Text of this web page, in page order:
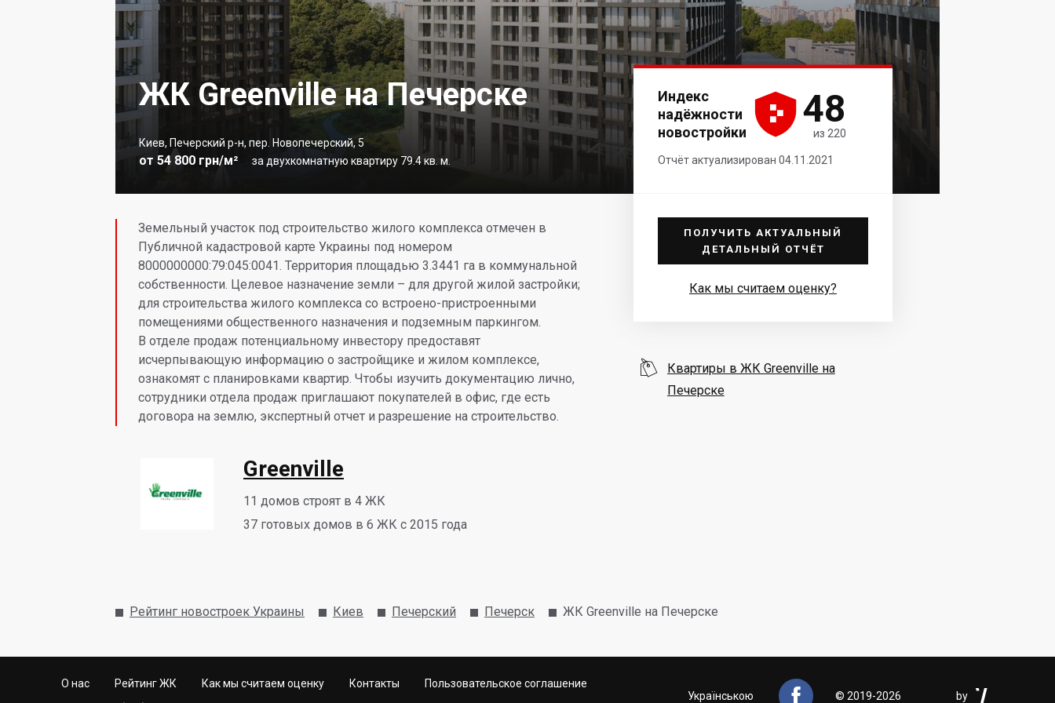
ЖК Greenville на Печерске
Киев, Печерский р-н, пер. Новопечерский, 5
за двухкомнатную квартиру 79.4 кв. м.
от 54 800 грн/м²
Земельный участок под строительство жилого комплекса отмечен в
Публичной кадастровой карте Украины под номером
8000000000:79:045:0041. Территория площадью 3.3441 га в коммунальной
собственности. Целевое назначение земли – для другой жилой застройки;
для строительства жилого комплекса со встроено-пристроенными
помещениями общественного назначения и подземным паркингом.
В отделе продаж потенциальному инвестору предоставят
исчерпывающую информацию о застройщике и жилом комплексе,
ознакомят с планировками квартир. Чтобы изучить документацию лично,
сотрудники отдела продаж приглашают покупателей в офис, где есть
договора на землю, экспертный отчет и разрешение на строительство.
Greenville
11 домов строят в 4 ЖК
37 готовых домов в 6 ЖК с 2015 года
Индекс
надёжности
новостройки 



48
из 220
Отчёт актуализирован 04.11.2021
ПОЛУЧИТЬ АКТУАЛЬНЫЙ
ДЕТАЛЬНЫЙ ОТЧЁТ
Как мы считаем оценку?

Квартиры в ЖК Greenville на
Печерске
Рейтинг новостроек Украины Киев Печерский Печерск ЖК Greenville на Печерске
О нас Рейтинг ЖК Как мы считаем оценку Контакты
Пользовательское соглашение
Українською  © 2019-2026 by 